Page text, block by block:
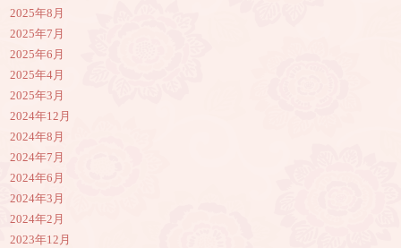
2025年8月
2025年7月
2025年6月
2025年4月
2025年3月
2024年12月
2024年8月
2024年7月
2024年6月
2024年3月
2024年2月
2023年12月